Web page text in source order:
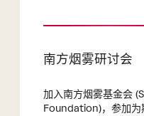
南方烟雾研讨会
加入南方烟雾基金会
Foundation)，参加为